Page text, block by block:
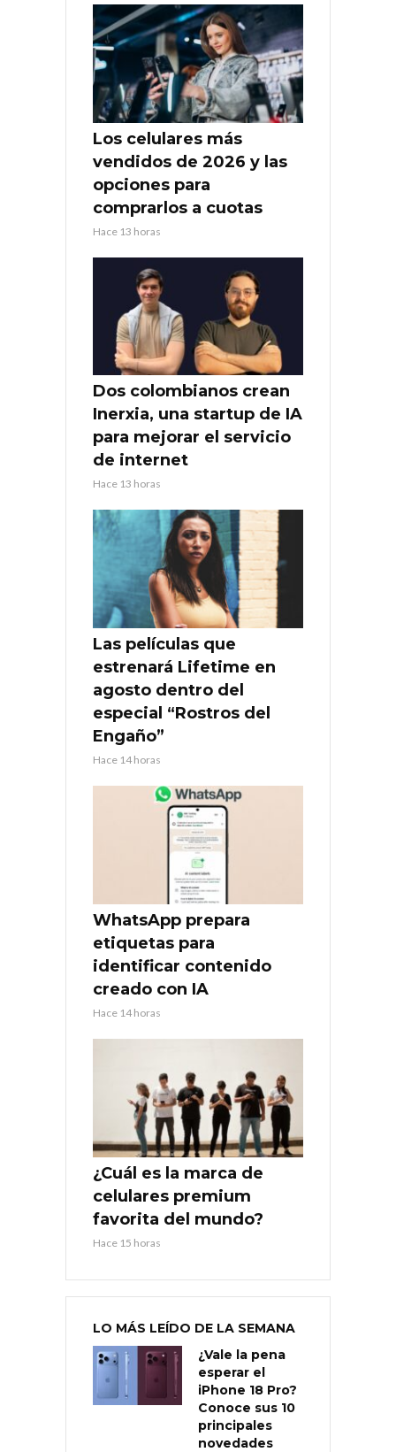
Los celulares más
vendidos de 2026 y las
opciones para
comprarlos a cuotas
Hace 13 horas
Dos colombianos crean
Inerxia, una startup de IA
para mejorar el servicio
de internet
Hace 13 horas
Las películas que
estrenará Lifetime en
agosto dentro del
especial “Rostros del
Engaño”
Hace 14 horas
WhatsApp prepara
etiquetas para
identificar contenido
creado con IA
Hace 14 horas
¿Cuál es la marca de
celulares premium
favorita del mundo?
Hace 15 horas
LO MÁS LEÍDO DE LA SEMANA
¿Vale la pena
esperar el
iPhone 18 Pro?
Conoce sus 10
principales
novedades